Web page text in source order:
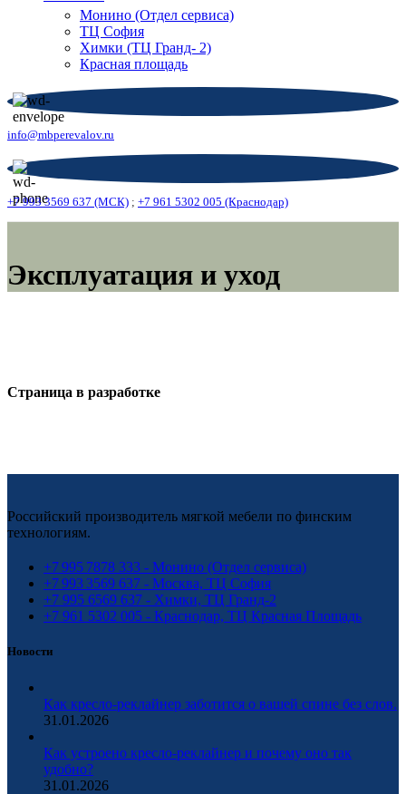
Монино (Отдел сервиса)
ТЦ София
Химки (ТЦ Гранд- 2)
Красная площадь
info@mbperevalov.ru
+7 993 3569 637 (МСК) ; +7 961 5302 005 (Краснодар)
Эксплуатация и уход
Страница в разработке
Российский производитель мягкой мебели по финским
технологиям.
+7 995 7878 333 - Монино (Отдел сервиса)
+7 993 3569 637 - Москва, ТЦ София
+7 995 6569 637 - Химки, ТЦ Гранд-2
+7 961 5302 005 - Краснодар, ТЦ Красная Площадь
Новости
Как кресло-реклайнер заботится о вашей спине без слов.
31.01.2026
Как устроено кресло-реклайнер и почему оно так
удобно?
31.01.2026